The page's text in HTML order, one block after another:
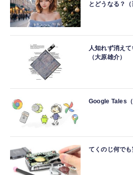
とどうなる？（
人知れず消え
（大原雄介）
Google Tales（
てくのじ何でも